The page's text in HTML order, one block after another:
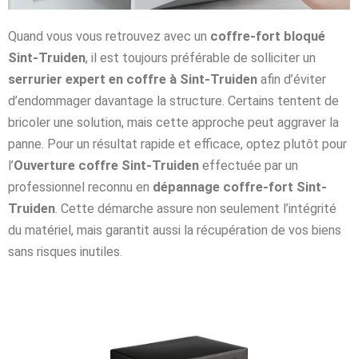
Quand vous vous retrouvez avec un coffre-fort bloqué
Sint-Truiden, il est toujours préférable de solliciter un
serrurier expert en coffre à Sint-Truiden afin d’éviter
d’endommager davantage la structure. Certains tentent de
bricoler une solution, mais cette approche peut aggraver la
panne. Pour un résultat rapide et efficace, optez plutôt pour
l’Ouverture coffre Sint-Truiden effectuée par un
professionnel reconnu en dépannage coffre-fort Sint-
Truiden. Cette démarche assure non seulement l’intégrité
du matériel, mais garantit aussi la récupération de vos biens
sans risques inutiles.